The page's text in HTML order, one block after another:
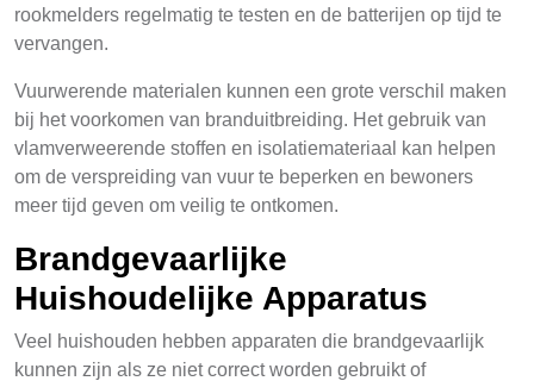
rookmelders regelmatig te testen en de batterijen op tijd te
vervangen.
Vuurwerende materialen kunnen een grote verschil maken
bij het voorkomen van branduitbreiding. Het gebruik van
vlamverweerende stoffen en isolatiemateriaal kan helpen
om de verspreiding van vuur te beperken en bewoners
meer tijd geven om veilig te ontkomen.
Brandgevaarlijke
Huishoudelijke Apparatus
Veel huishouden hebben apparaten die brandgevaarlijk
kunnen zijn als ze niet correct worden gebruikt of